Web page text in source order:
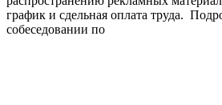
график и сдельная оплата труда.
собеседовании по